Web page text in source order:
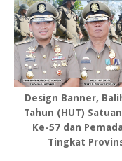
Design Banner,
Tahun (HUT)
Ke-57 dan
Tingkat